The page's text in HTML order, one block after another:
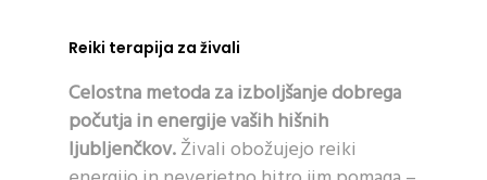
Reiki terapija za živali
Celostna metoda za izboljšanje dobrega
počutja in energije vaših hišnih
ljubljenčkov.Živali obožujejo reiki